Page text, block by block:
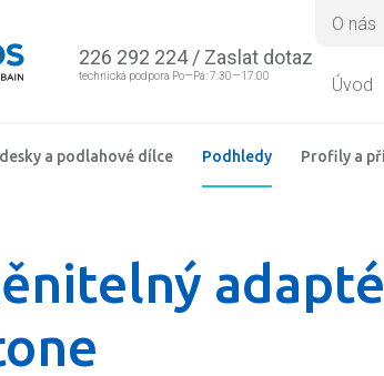
226 292 224/ Zaslat dotaz
technická podpora Po—Pá: 7:30—17:00
O nás
Úvod
a podlahové dílce Podhledy Profily a